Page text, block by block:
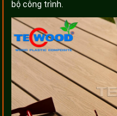
bộ công trình.